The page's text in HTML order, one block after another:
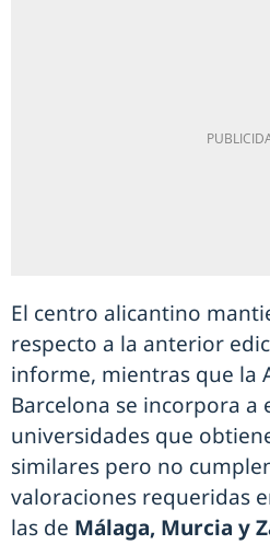
El centro alicantino
respecto a la anterior
informe, mientras que la
Barcelona se incorpora a
universidades que
similares pero no
valoraciones requeridas
las de Málaga, Murcia y